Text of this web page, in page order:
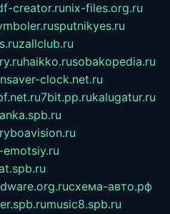
creator.runix-files.org.ru
sputnikyes.ru
zallclub.ru
haikko.rusobakopedia.ru
clock.net.ru
7bit.pp.rukalugatur.ru
схема-авто.рф
music8.spb.ru